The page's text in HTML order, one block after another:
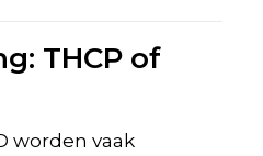
THCP of
worden vaak